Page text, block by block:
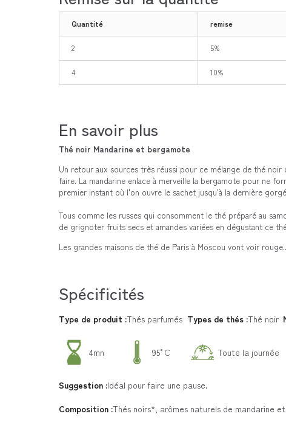
Quantité remise
2 5%
4 10%
En savoir plus
Thé noir Mandarine et bergamote
Un retour aux sources très réussi pour ce mélange de thé
faire. La mandarine enlace à merveille la bergamote pour ne
premier instant où l'on ouvre le sachet jusqu'à la dernière
Tous comme les russes qui consomment le thé préparé au
de grignoter fruits secs et amandes variées en dégustant ce
Les grandes maisons de thé de Paris à Moscou vont voir
Spécificités
Type de produit :Thés parfumés Types de thés :Thé noir
4mn 95°C Toute la journée
Suggestion :Idéal pour faire une pause.
Composition :Thés noirs*, arômes naturels de mandarine